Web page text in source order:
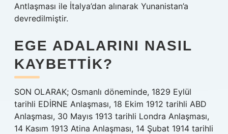
Antlaşması ile İtalya’dan alınarak Yunanistan’a
devredilmiştir.
EGE ADALARINI NASIL
KAYBETTIK?
SON OLARAK; Osmanlı döneminde, 1829 Eylül
tarihli EDİRNE Anlaşması, 18 Ekim 1912 tarihli ABD
Anlaşması, 30 Mayıs 1913 tarihli Londra Anlaşması,
14 Kasım 1913 Atina Anlaşması, 14 Şubat 1914 tarihli